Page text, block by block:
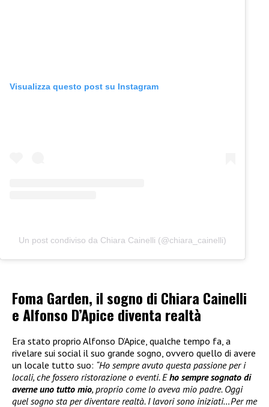
Visualizza questo post su Instagram
Un post condiviso da Chiara Cainelli (@chiara_cainelli)
Foma Garden, il sogno di Chiara Cainelli
e Alfonso D’Apice diventa realtà
Era stato proprio Alfonso D’Apice, qualche tempo fa, a
rivelare sui social il suo grande sogno, ovvero quello di avere
un locale tutto suo: “Ho sempre avuto questa passione per i
locali, che fossero ristorazione o eventi. Eho sempre sognato di
averne uno tutto mio, proprio come lo aveva mio padre. Oggi
quel sogno sta per diventare realtà. I lavori sono iniziati…Per me